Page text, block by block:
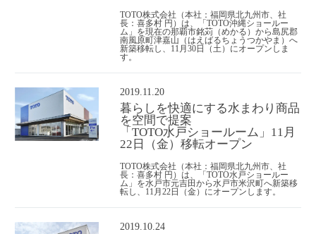
TOTO株式会社（本社：福岡県北九州市、社
長：喜多村 円）は、「TOTO沖縄ショールー
ム」を現在の那覇市銘苅（めかる）から島尻郡
南風原町津嘉山（はえばるちょうつかやま）へ
新築移転し、11月30日（土）にオープンしま
す。
2019.11.20
暮らしを快適にする水まわり商品
を空間で提案
「TOTO水戸ショールーム」11月
22日（金）移転オープン
TOTO株式会社（本社：福岡県北九州市、社
長：喜多村 円）は、「TOTO水戸ショールー
ム」を水戸市元吉田から水戸市米沢町へ新築移
転し、11月22日（金）にオープンします。
2019.10.24